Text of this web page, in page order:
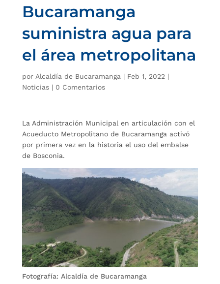
Bucaramanga
suministra agua para
el área metropolitana
por Alcaldía de Bucaramanga | Feb 1, 2022 |
Noticias| 0 Comentarios
La Administración Municipal en articulación con el
Acueducto Metropolitano de Bucaramanga activó
por primera vez en la historia el uso del embalse
de Bosconia.
Fotografía: Alcaldía de Bucaramanga